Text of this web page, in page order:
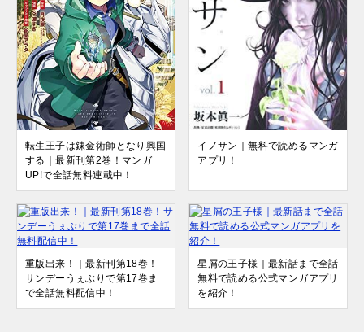
転生王子は錬金術師となり興国
する｜最新刊第2巻！マンガ
UP!で全話無料連載中！
イノサン｜無料で読めるマンガ
アプリ！
重版出来！｜最新刊第18巻！
サンデーうぇぶりで第17巻ま
で全話無料配信中！
星屑の王子様｜最新話まで全話
無料で読める公式マンガアプリ
を紹介！